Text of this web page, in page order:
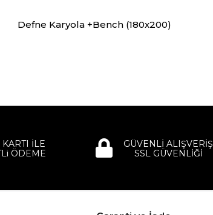
Defne Karyola +Bench (180x200)
İLE
ÖDEME
GÜVENLİ ALIŞVERİŞ
SSL GÜVENLİĞİ